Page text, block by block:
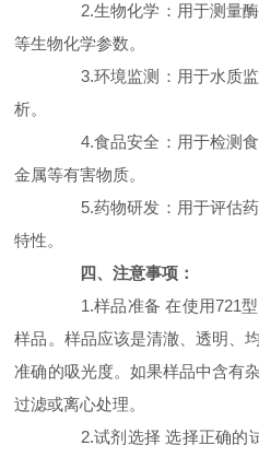
2.生物化学：用于测量酶
等生物化学参数。
3.环境监测：用于水质监
析。
4.食品安全：用于检测食
金属等有害物质。
5.药物研发：用于评估药
特性。
四、注意事项：
1.样品准备 在使用721型
样品。样品应该是清澈、透明、
准确的吸光度。如果样品中含有
过滤或离心处理。
2.试剂选择 选择正确的试